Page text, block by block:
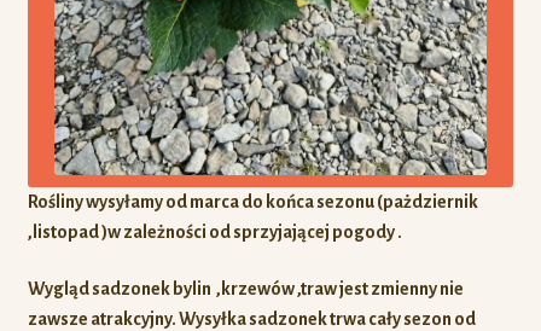
Rośliny wysyłamy od marca do końca sezonu (pażdziernik
,listopad )w zależności od sprzyjającej pogody .
Wygląd sadzonek bylin ,krzewów ,traw jest zmienny nie
zawsze atrakcyjny. Wysyłka sadzonek trwa cały sezon od